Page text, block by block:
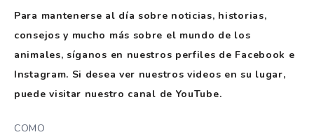
Para mantenerse al día sobre noticias, historias,
consejos y mucho más sobre el mundo de los
animales, síganos en nuestros perfiles de Facebook e
Instagram. Si desea ver nuestros videos en su lugar,
puede visitar nuestro canal de YouTube.
COMO